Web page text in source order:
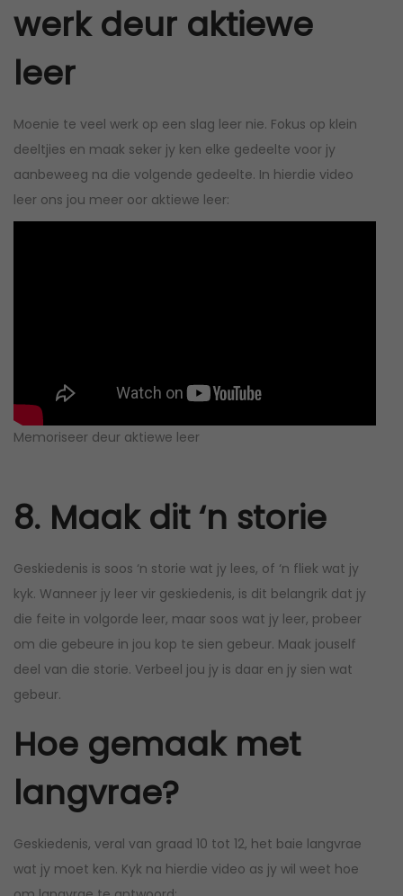
werk deur aktiewe
leer
Moenie te veel werk op een slag leer nie. Fokus op klein
deeltjies en maak seker jy ken elke gedeelte voor jy
aanbeweeg na die volgende gedeelte. In hierdie video
leer ons jou meer oor aktiewe leer:
Memoriseer deur aktiewe leer
8. Maak dit ‘n storie
Geskiedenis is soos ‘n storie wat jy lees, of ‘n fliek wat jy
kyk. Wanneer jy leer vir geskiedenis, is dit belangrik dat jy
die feite in volgorde leer, maar soos wat jy leer, probeer
om die gebeure in jou kop te sien gebeur. Maak jouself
deel van die storie. Verbeel jou jy is daar en jy sien wat
gebeur.
Hoe gemaak met
langvrae?
Geskiedenis, veral van graad 10 tot 12, het baie langvrae
wat jy moet ken. Kyk na hierdie video as jy wil weet hoe